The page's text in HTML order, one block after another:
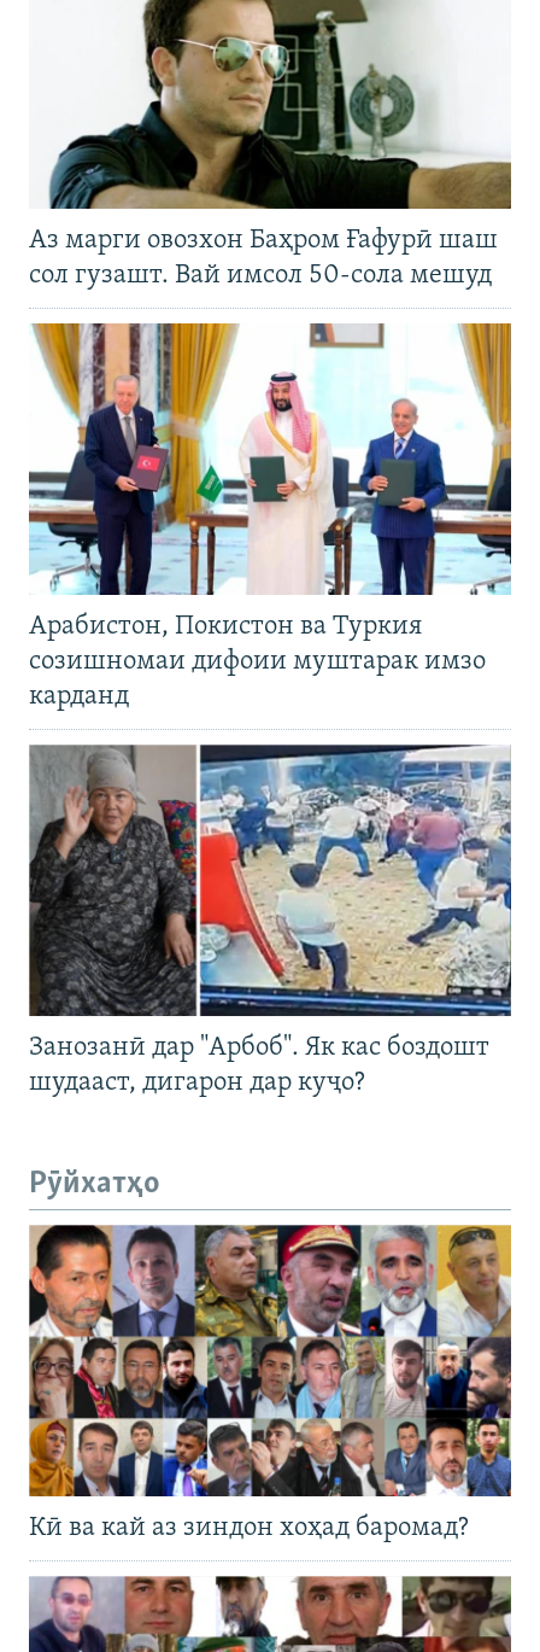
Аз марги овозхон Баҳром Ғафурӣ шаш
сол гузашт. Вай имсол 50-сола мешуд
Арабистон, Покистон ва Туркия
созишномаи дифоии муштарак имзо
карданд
Занозанӣ дар "Арбоб". Як кас боздошт
шудааст, дигарон дар куҷо?
Рӯйхатҳо
Кӣ ва кай аз зиндон хоҳад баромад?